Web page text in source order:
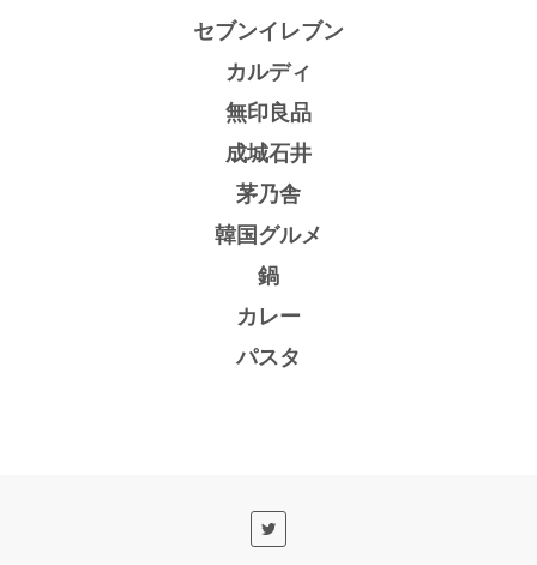
セブンイレブン
カルディ
無印良品
成城石井
茅乃舎
韓国グルメ
鍋
カレー
パスタ